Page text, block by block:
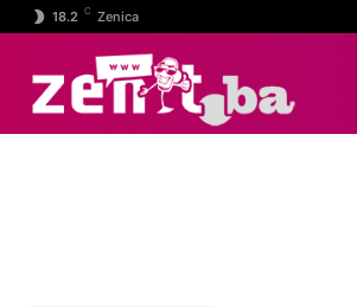
18.2 C Zenica